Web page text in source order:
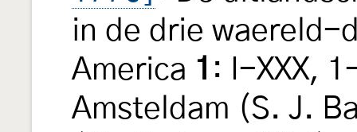
in de drie waereld-
America 1 : I-XXX,
Amsteldam (S. J.